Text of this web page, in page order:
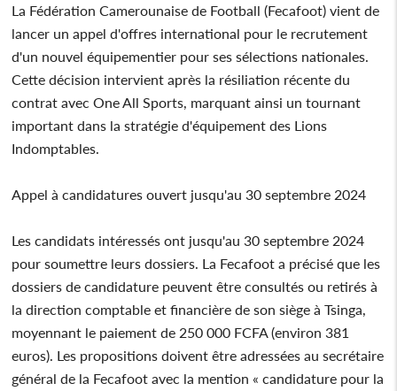
La Fédération Camerounaise de Football (Fecafoot) vient de
lancer un appel d'offres international pour le recrutement
d'un nouvel équipementier pour ses sélections nationales.
Cette décision intervient après la résiliation récente du
contrat avec One All Sports, marquant ainsi un tournant
important dans la stratégie d'équipement des Lions
Indomptables.
Appel à candidatures ouvert jusqu'au 30 septembre 2024
Les candidats intéressés ont jusqu'au 30 septembre 2024
pour soumettre leurs dossiers. La Fecafoot a précisé que les
dossiers de candidature peuvent être consultés ou retirés à
la direction comptable et financière de son siège à Tsinga,
moyennant le paiement de 250 000 FCFA (environ 381
euros). Les propositions doivent être adressées au secrétaire
général de la Fecafoot avec la mention « candidature pour la